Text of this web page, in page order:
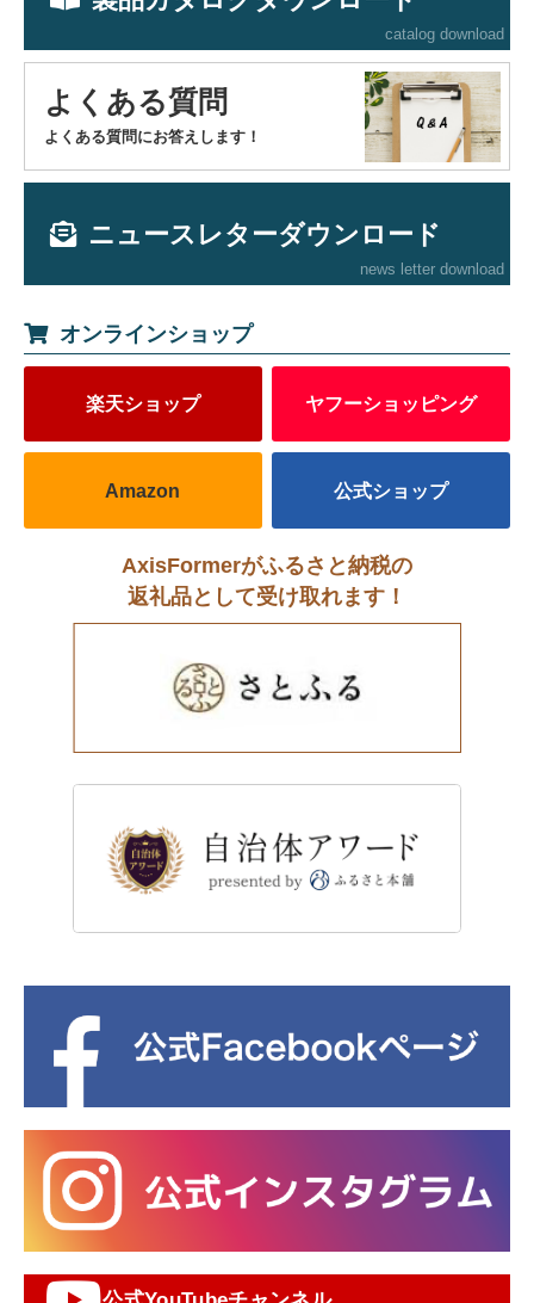
catalog download
よくある質問
よくある質問にお答えします！
ニュースレターダウンロード
news letter download
オンラインショップ
楽天ショップ ヤフーショッピング
Amazon 公式ショップ
AxisFormerがふるさと納税の
返礼品として受け取れます！